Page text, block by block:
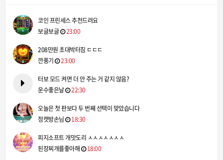
코인 프린세스 추천드려요
보글보글
23:00
208만원 초대박터짐 ㄷㄷㄷ
깐풍기
23:00
터보 모드 켜면 더 안 주는 거 같지 않음?
운수좋은날
22:30
오늘은 첫 판보다 두 번째 선택이 맞았습니다
정캣방손님
18:30
피지소프트 개맛도리 ㅅㅅㅅㅅㅅㅅㅅ
된장찌개를좋아해
18:00